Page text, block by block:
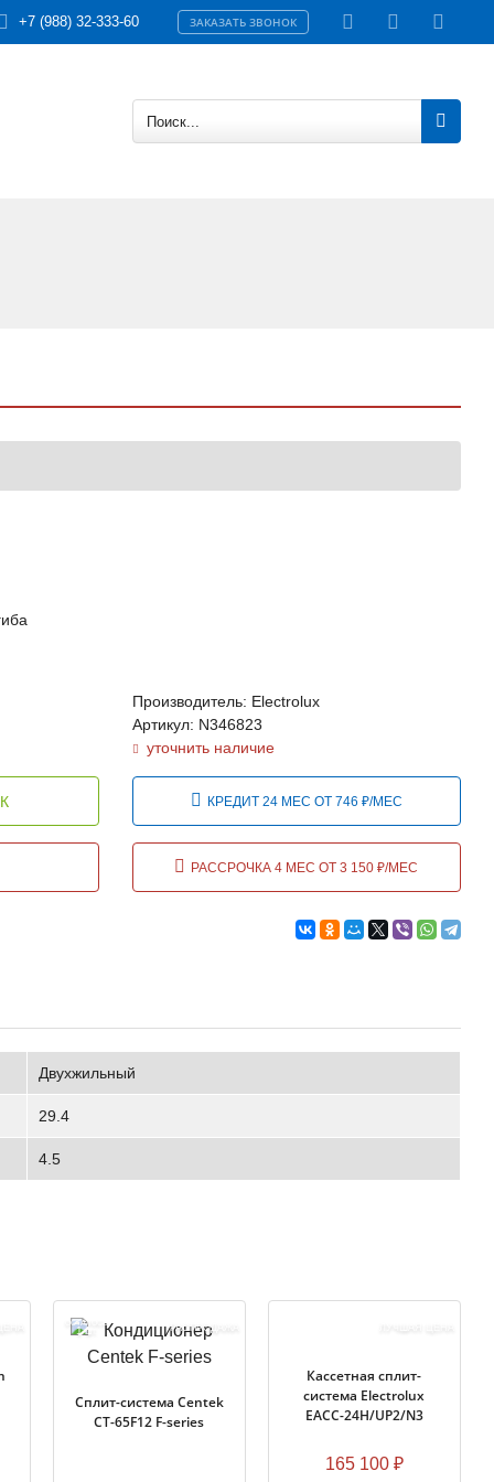
ЗАКАЗАТЬ ЗВОНОК
+7 (988) 32-333-60
Производитель: Electrolux
Артикул: N346823
уточнить наличие
КРЕДИТ 24 МЕС ОТ 746 ₽/МЕС
РАССРОЧКА 4 МЕС ОТ 3 150 ₽/МЕС
Двухжильный
29.4
4.5
Сплит-система Centek
CT-65F12 F-series
ОСТАЛОСЬ
1ШТ. РАСПРОДАЖА
Кассетная сплит-
система Electrolux
EACС-24H/UP2/N3
165 100₽